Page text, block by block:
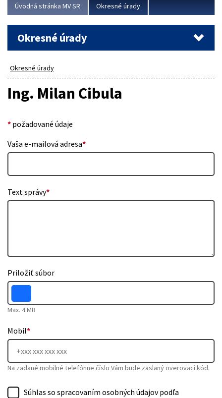
Viac
Úvodná stránka MV SR Okresné úrady
Okresné úrady
Okresné úrady
Ing. Milan Cibula
* požadované údaje
Vaša e-mailová adresa*
Text správy*
Priložiť súbor
Max. 4 MB
Mobil*
Na zadané mobilné telefónne číslo Vám bude zaslaný overovací kód.
Súhlas so spracovaním osobných údajov podľa